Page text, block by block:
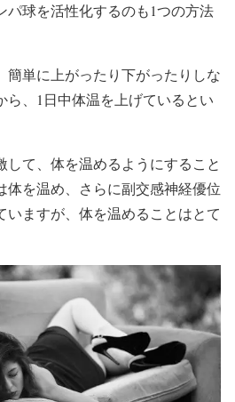
パ球を活性化するのも1つの方法
簡単に上がったり下がったりしな
ら、1日中体温を上げているとい
して、体を温めるようにすること
体を温め、さらに副交感神経優位
いますが、体を温めることはとて